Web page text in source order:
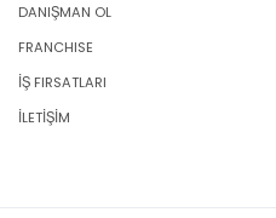
DANIŞMAN OL
FRANCHISE
İŞ FIRSATLARI
İLETİŞİM